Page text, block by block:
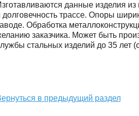
данные изделия
долговечность трассе. Опоры
Обработка
заказчика. Может быть
стальных изделий до 35 лет
в предыдущий раздел